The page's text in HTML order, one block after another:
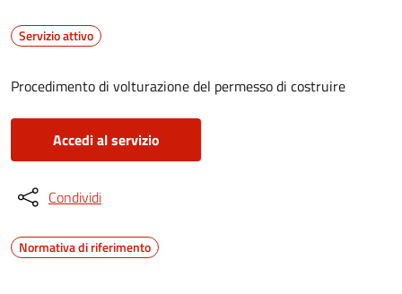
Servizio attivo
Procedimento di volturazione del permesso di costruire
Accedi al servizio
Condividi
Normativa di riferimento